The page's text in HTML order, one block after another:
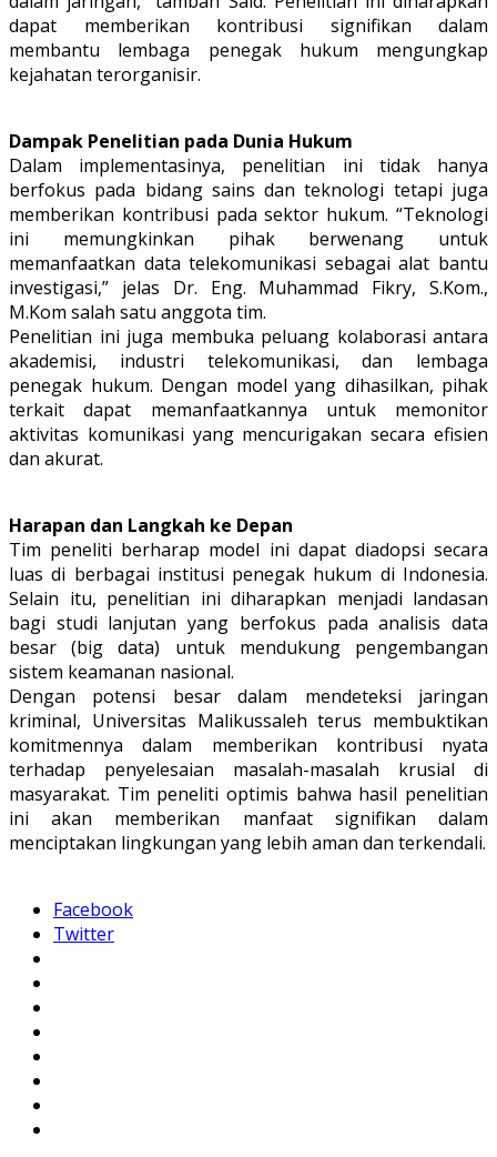
dapat memberikan kontribusi signifikan dalam
membantu lembaga penegak hukum mengungkap
kejahatan terorganisir.
Dampak Penelitian pada Dunia Hukum
Dalam implementasinya, penelitian ini tidak hanya
berfokus pada bidang sains dan teknologi tetapi juga
memberikan kontribusi pada sektor hukum. “Teknologi
ini memungkinkan pihak berwenang untuk
memanfaatkan data telekomunikasi sebagai alat bantu
investigasi,” jelas Dr. Eng. Muhammad Fikry, S.Kom.,
M.Kom salah satu anggota tim.
Penelitian ini juga membuka peluang kolaborasi antara
akademisi, industri telekomunikasi, dan lembaga
penegak hukum. Dengan model yang dihasilkan, pihak
terkait dapat memanfaatkannya untuk memonitor
aktivitas komunikasi yang mencurigakan secara efisien
dan akurat.
Harapan dan Langkah ke Depan
Tim peneliti berharap model ini dapat diadopsi secara
luas di berbagai institusi penegak hukum di Indonesia.
Selain itu, penelitian ini diharapkan menjadi landasan
bagi studi lanjutan yang berfokus pada analisis data
besar (big data) untuk mendukung pengembangan
sistem keamanan nasional.
Dengan potensi besar dalam mendeteksi jaringan
kriminal, Universitas Malikussaleh terus membuktikan
komitmennya dalam memberikan kontribusi nyata
terhadap penyelesaian masalah-masalah krusial di
masyarakat. Tim peneliti optimis bahwa hasil penelitian
ini akan memberikan manfaat signifikan dalam
menciptakan lingkungan yang lebih aman dan terkendali.
Facebook
Twitter